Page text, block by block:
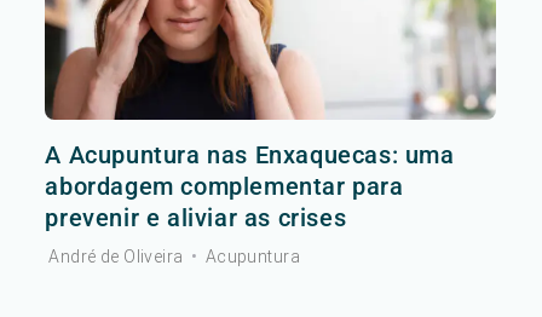
A Acupuntura nas Enxaquecas: uma
abordagem complementar para
prevenir e aliviar as crises
André de Oliveira • Acupuntura